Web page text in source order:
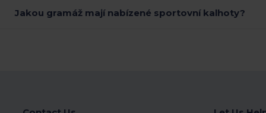
Jakou gramáž mají nabízené sportovní kalhoty?